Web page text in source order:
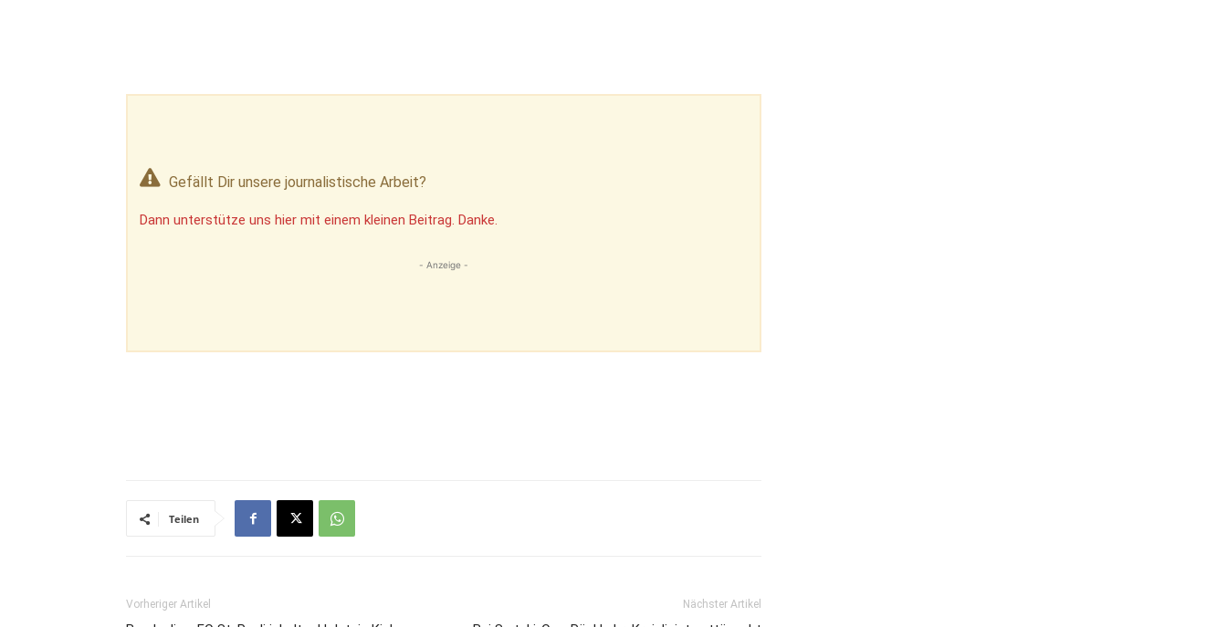
Gefällt Dir unsere journalistische Arbeit?
Dann unterstütze uns hier mit einem kleinen Beitrag. Danke.
- Anzeige -
Teilen
Vorheriger Artikel Nächster Artikel